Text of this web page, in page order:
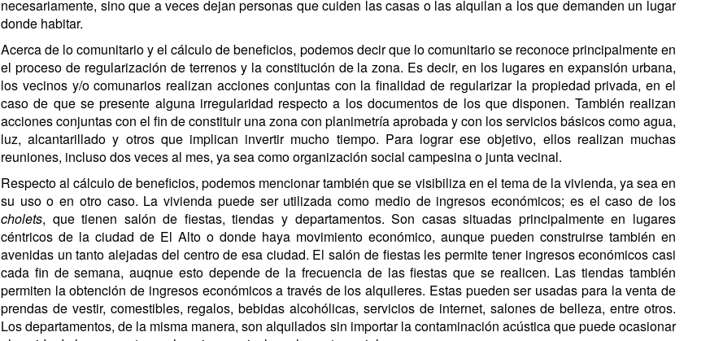
necesariamente, sino que a veces dejan personas que cuiden las casas o las alquilan a los que demanden un lugar
donde habitar.
Acerca de lo comunitario y el cálculo de beneficios, podemos decir que lo comunitario se reconoce principalmente en
el proceso de regularización de terrenos y la constitución de la zona. Es decir, en los lugares en expansión urbana,
los vecinos y/o comunarios realizan acciones conjuntas con la finalidad de regularizar la propiedad privada, en el
caso de que se presente alguna irregularidad respecto a los documentos de los que disponen. También realizan
acciones conjuntas con el fin de constituir una zona con planimetría aprobada y con los servicios básicos como agua,
luz, alcantarillado y otros que implican invertir mucho tiempo. Para lograr ese objetivo, ellos realizan muchas
reuniones, incluso dos veces al mes, ya sea como organización social campesina o junta vecinal.
Respecto al cálculo de beneficios, podemos mencionar también que se visibiliza en el tema de la vivienda, ya sea en
su uso o en otro caso. La vivienda puede ser utilizada como medio de ingresos económicos; es el caso de los
cholets, que tienen salón de fiestas, tiendas y departamentos. Son casas situadas principalmente en lugares
céntricos de la ciudad de El Alto o donde haya movimiento económico, aunque pueden construirse también en
avenidas un tanto alejadas del centro de esa ciudad. El salón de fiestas les permite tener ingresos económicos casi
cada fin de semana, auqnue esto depende de la frecuencia de las fiestas que se realicen. Las tiendas también
permiten la obtención de ingresos económicos a través de los alquileres. Estas pueden ser usadas para la venta de
prendas de vestir, comestibles, regalos, bebidas alcohólicas, servicios de internet, salones de belleza, entre otros.
Los departamentos, de la misma manera, son alquilados sin importar la contaminación acústica que puede ocasionar